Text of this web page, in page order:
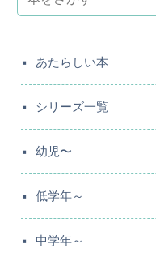
あたらしい本
シリーズ一覧
幼児〜
低学年～
中学年～